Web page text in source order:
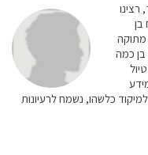
רצינו
בן
מתוקה
בן כמה
כלשהו, נשמח לרעיונות